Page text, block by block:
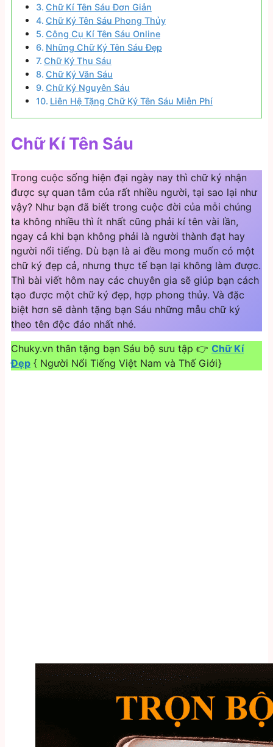
Chữ Kí Tên Sáu Đơn Giản
Chữ Ký Tên Sáu Phong Thủy
Công Cụ Kí Tên Sáu Online
Những Chữ Ký Tên Sáu Đẹp
Chữ Ký Thu Sáu
Chữ Ký Văn Sáu
Chữ Ký Nguyên Sáu
Liên Hệ Tặng Chữ Ký Tên Sáu Miễn Phí
Chữ Kí Tên Sáu
Trong cuộc sống hiện đại ngày nay thì chữ ký nhận
được sự quan tâm của rất nhiều người, tại sao lại như
vậy? Như bạn đã biết trong cuộc đời của mỗi chúng
ta không nhiều thì ít nhất cũng phải kí tên vài lần,
ngay cả khi bạn không phải là người thành đạt hay
người nổi tiếng. Dù bạn là ai đều mong muốn có một
chữ ký đẹp cả, nhưng thực tế bạn lại không làm được.
Thì bài viết hôm nay các chuyên gia sẽ giúp bạn cách
tạo được một chữ ký đẹp, hợp phong thủy. Và đặc
biệt hơn sẽ dành tặng bạn Sáu những mẫu chữ ký
theo tên độc đáo nhất nhé.
Chuky.vn thân tặng bạn Sáu bộ sưu tập 👉 Chữ Kí
Đẹp { Người Nổi Tiếng Việt Nam và Thế Giới}